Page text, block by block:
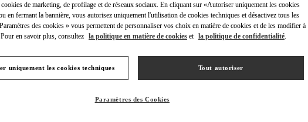
NOUVEAUTÉS
de marketing, de profilage et de réseaux sociaux. En cliquant sur «Autoriser uniquement les cookies
en fermant la bannière, vous autorisez uniquement l'utilisation de cookies techniques et désactivez tous les
des cookies » vous permettent de personnaliser vos choix en matière de cookies et de les modifier à
en savoir plus, consultez la politique en matière de cookies et la politique de confidentialité.
uniquement les cookies techniques Tout autoriser
Paramètres des Cookies